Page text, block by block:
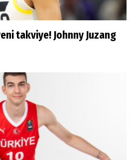
veda
takviye! Johnny Juzang